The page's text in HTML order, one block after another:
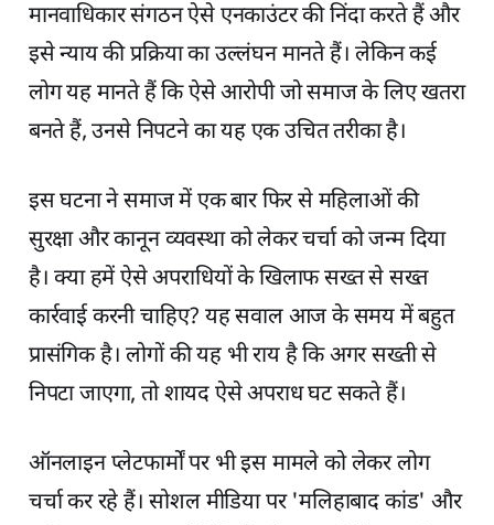
मानवाधिकार संगठन ऐसे एनकाउंटर की निंदा करते हैं और
इसे न्याय की प्रक्रिया का उल्लंघन मानते हैं। लेकिन कई
लोग यह मानते हैं कि ऐसे आरोपी जो समाज के लिए खतरा
बनते हैं, उनसे निपटने का यह एक उचित तरीका है।
इस घटना ने समाज में एक बार फिर से महिलाओं की
सुरक्षा और कानून व्यवस्था को लेकर चर्चा को जन्म दिया
है। क्या हमें ऐसे अपराधियों के खिलाफ सख्त से सख्त
कार्रवाई करनी चाहिए? यह सवाल आज के समय में बहुत
प्रासंगिक है। लोगों की यह भी राय है कि अगर सख्ती से
निपटा जाएगा, तो शायद ऐसे अपराध घट सकते हैं।
ऑनलाइन प्लेटफार्मों पर भी इस मामले को लेकर लोग
चर्चा कर रहे हैं। सोशल मीडिया पर 'मलिहाबाद कांड' और